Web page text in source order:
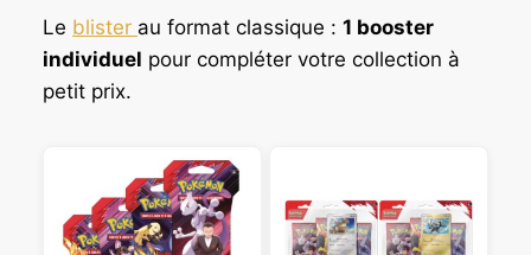
Le blister au format classique : 1 booster
individuel pour compléter votre collection à
petit prix.